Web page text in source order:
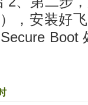
，安装好
Boot